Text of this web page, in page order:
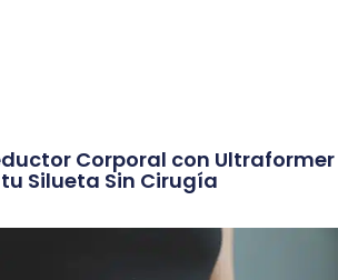
Corporal con Ultraformer
Silueta Sin Cirugía